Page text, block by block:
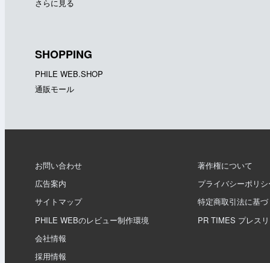
さらに見る
SHOPPING
PHILE WEB.SHOP
通販モール
お問い合わせ
広告案内
サイトマップ
PHILE WEBのレビュー制作環境
会社情報
採用情報
著作権について
プライバシーポリ
特定商取引法に基
PR TIMES プレス